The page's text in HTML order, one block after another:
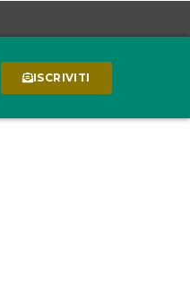
ISCRIVITI